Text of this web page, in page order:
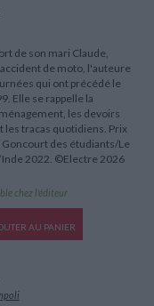
et histoire littéraire
ancienne et médiévale
Audio - Livres lus
Humour
Histoire des pays
Géographie
de son mari Claude,
de moto, l'auteure
qui ont précédé le
Elle se rappelle la
les devoirs
les tracas quotidiens. Prix
des étudiants/Le
2022. ©Electre 2026
chez l'éditeur
AU PANIER